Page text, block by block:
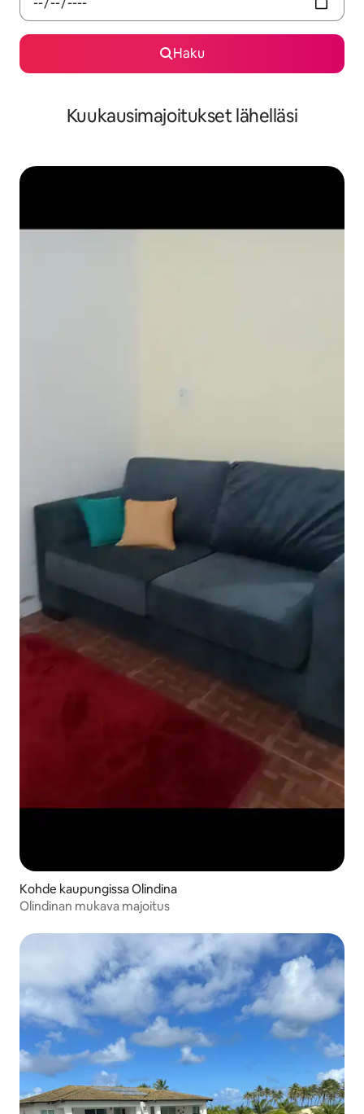
Haku
Kuukausimajoitukset lähelläsi
Kohde kaupungissa Olindina
Olindinan mukava majoitus